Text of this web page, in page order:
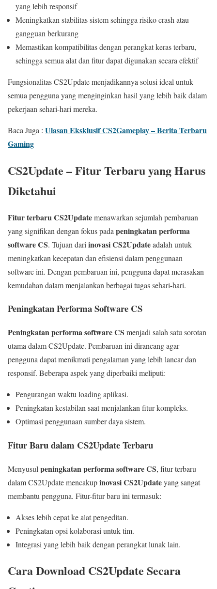
yang lebih responsif
Meningkatkan stabilitas sistem sehingga risiko crash atau
gangguan berkurang
Memastikan kompatibilitas dengan perangkat keras terbaru,
sehingga semua alat dan fitur dapat digunakan secara efektif
Fungsionalitas CS2Update menjadikannya solusi ideal untuk
semua pengguna yang menginginkan hasil yang lebih baik dalam
pekerjaan sehari-hari mereka.
Baca Juga : Ulasan Eksklusif CS2Gameplay – Berita Terbaru
Gaming
CS2Update – Fitur Terbaru yang Harus
Diketahui
Fitur terbaru CS2Updatemenawarkan sejumlah pembaruan
yang signifikan dengan fokus pada peningkatan performa
software CS. Tujuan dari inovasi CS2Updateadalah untuk
meningkatkan kecepatan dan efisiensi dalam penggunaan
software ini. Dengan pembaruan ini, pengguna dapat merasakan
kemudahan dalam menjalankan berbagai tugas sehari-hari.
Peningkatan Performa Software CS
Peningkatan performa software CS menjadi salah satu sorotan
utama dalam CS2Update. Pembaruan ini dirancang agar
pengguna dapat menikmati pengalaman yang lebih lancar dan
responsif. Beberapa aspek yang diperbaiki meliputi:
Pengurangan waktu loading aplikasi.
Peningkatan kestabilan saat menjalankan fitur kompleks.
Optimasi penggunaan sumber daya sistem.
Fitur Baru dalam CS2Update Terbaru
Menyusul peningkatan performa software CS, fitur terbaru
dalam CS2Update mencakupinovasi CS2Updateyang sangat
membantu pengguna. Fitur-fitur baru ini termasuk:
Akses lebih cepat ke alat pengeditan.
Peningkatan opsi kolaborasi untuk tim.
Integrasi yang lebih baik dengan perangkat lunak lain.
Cara Download CS2Update Secara